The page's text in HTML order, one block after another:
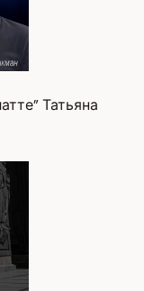
Татьяна